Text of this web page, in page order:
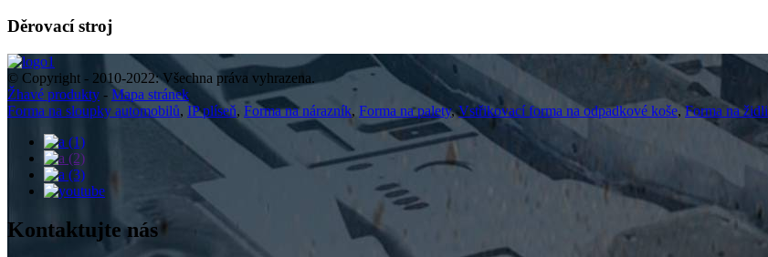
Děrovací stroj
© Copyright - 2010-2022: Všechna práva vyhrazena.
Žhavé produkty - Mapa stránek
Forma na sloupky automobilů, IP plíseň, Forma na nárazník, Forma na palety,Vstřikovací forma na odpadkové koše,Forma na židli
Kontaktujte nás